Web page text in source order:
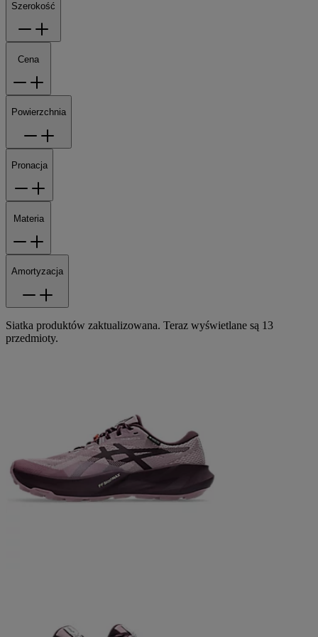
Szerokość
Cena
Powierzchnia
Pronacja
Materia
Amortyzacja
Siatka produktów zaktualizowana. Teraz wyświetlane są 13
przedmioty.